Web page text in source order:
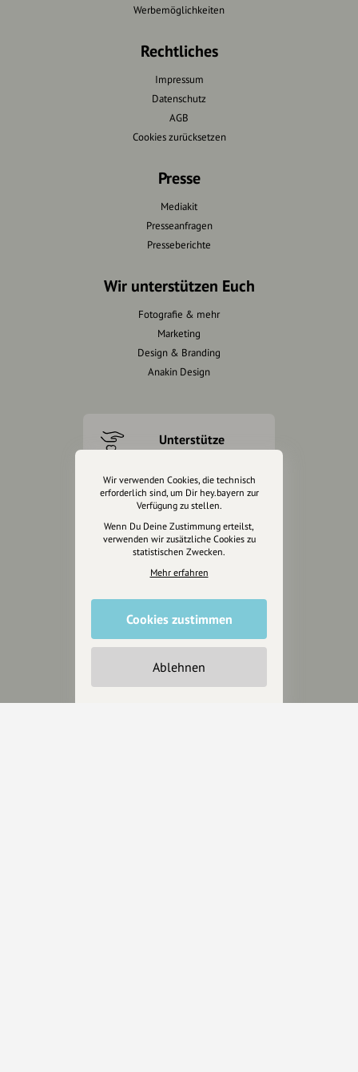
Werbemöglichkeiten
Rechtliches
Impressum
Datenschutz
AGB
Cookies zurücksetzen
Presse
Mediakit
Presseanfragen
Presseberichte
Wir unterstützen Euch
Fotografie & mehr
Marketing
Design & Branding
Anakin Design
Unterstütze
unsere Plattform
hey.bayern ist ein Projekt von
uns für unsere Region und
für alle, die uns besuchen
wollen.
Inhalte vorschlagen
Jetzt unterstützen
Wir verwenden Cookies, die technisch
erforderlich sind, um Dir hey.bayern zur
Verfügung zu stellen.
Wenn Du Deine Zustimmung erteilst,
verwenden wir zusätzliche Cookies zu
statistischen Zwecken.
Mehr erfahren
Cookies zustimmen
Ablehnen